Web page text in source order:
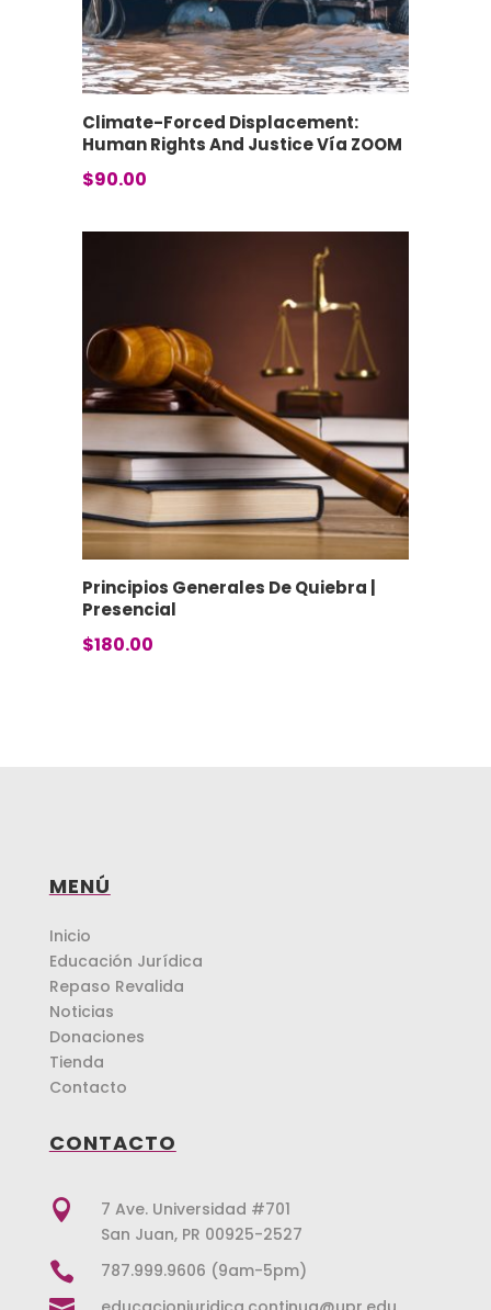
Climate-Forced Displacement:
Human Rights And Justice Vía ZOOM
$90.00
Principios Generales De Quiebra |
Presencial
$180.00
MENÚ
Inicio
Educación Jurídica
Repaso Revalida
Noticias
Donaciones
Tienda
Contacto
CONTACTO

7 Ave. Universidad #701
San Juan, PR 00925-2527
 787.999.9606 (9am-5pm)